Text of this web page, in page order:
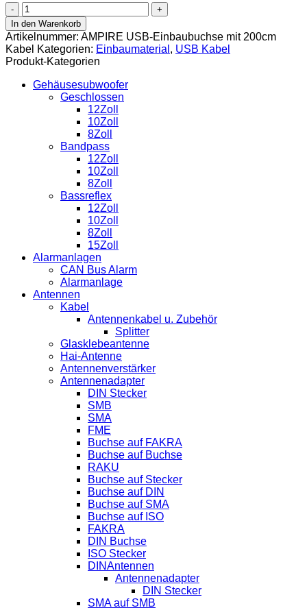
AMPIRE
USB-
Einbaubuchse
mit
200cm
Kabel
Menge
In den Warenkorb
Artikelnummer: AMPIRE USB-Einbaubuchse mit 200cm
Kabel Kategorien: Einbaumaterial , USB Kabel
Produkt-Kategorien
Gehäusesubwoofer
Geschlossen
12Zoll
10Zoll
8Zoll
Bandpass
12Zoll
10Zoll
8Zoll
Bassreflex
12Zoll
10Zoll
8Zoll
15Zoll
Alarmanlagen
CAN Bus Alarm
Alarmanlage
Antennen
Kabel
Antennenkabel u. Zubehör
Splitter
Glasklebeantenne
Hai-Antenne
Antennenverstärker
Antennenadapter
DIN Stecker
SMB
SMA
FME
Buchse auf FAKRA
Buchse auf Buchse
RAKU
Buchse auf Stecker
Buchse auf DIN
Buchse auf SMA
Buchse auf ISO
FAKRA
DIN Buchse
ISO Stecker
DINAntennen
Antennenadapter
DIN Stecker
SMA auf SMB